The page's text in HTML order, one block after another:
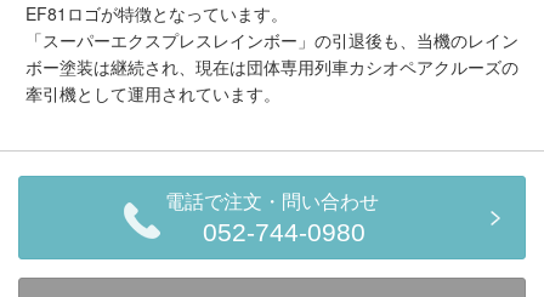
ご注文方法
ヘルプページ
お問い合せ
ログイン/マイページ
EF81ロゴが特徴となっています。
「スーパーエクスプレスレインボー」の引退後も、当機のレイン
ボー塗装は継続され、現在は団体専用列車カシオペアクルーズの
牽引機として運用されています。
電話で注文・問い合わせ
052-744-0980